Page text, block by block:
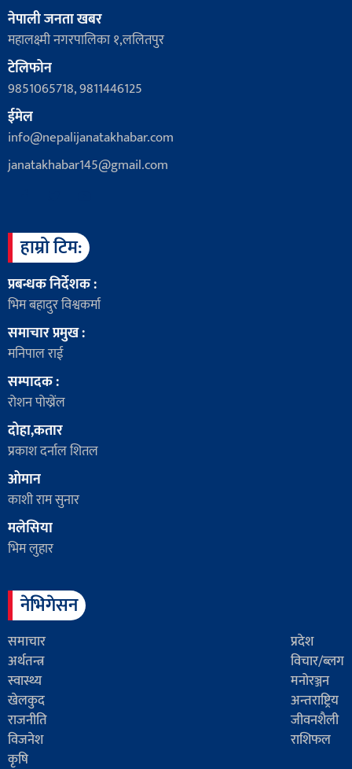
नेपाली जनता खबर
महालक्ष्मी नगरपालिका १,ललितपुर
टेलिफोन
9851065718, 9811446125
ईमेल
info@nepalijanatakhabar.com
janatakhabar145@gmail.com
हाम्रो टिम:
प्रबन्धक निर्देशक :
भिम बहादुर विश्वकर्मा
समाचार प्रमुख :
मनिपाल राई
सम्पादक :
रोशन पोख्रेंल
दोहा,कतार
प्रकाश दर्नाल शितल
ओमान
काशी राम सुनार
मलेसिया
भिम लुहार
नेभिगेसन
समाचार
प्रदेश
अर्थतन्त्र
विचार/ब्लग
स्वास्थ्य
मनोरञ्जन
खेलकुद
अन्तराष्ट्रिय
राजनीति
जीवनशैली
विजनेश
राशिफल
कृषि